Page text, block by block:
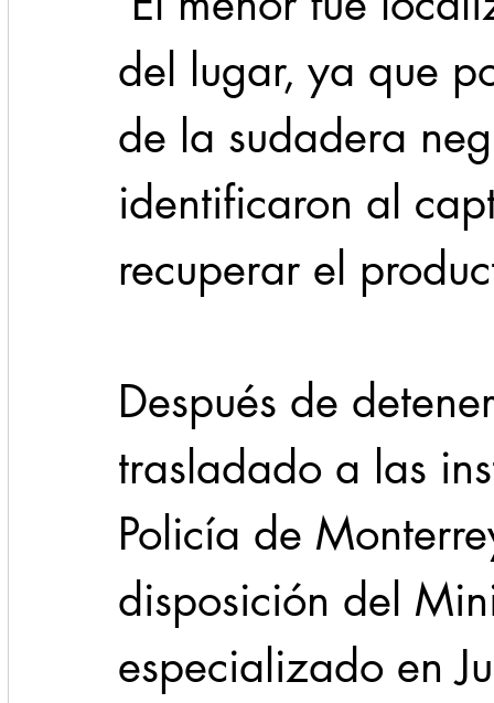
del lugar, ya que
de la sudadera
identificaron al
recuperar el
Después de
trasladado a las
Policía de
disposición del
especializado en